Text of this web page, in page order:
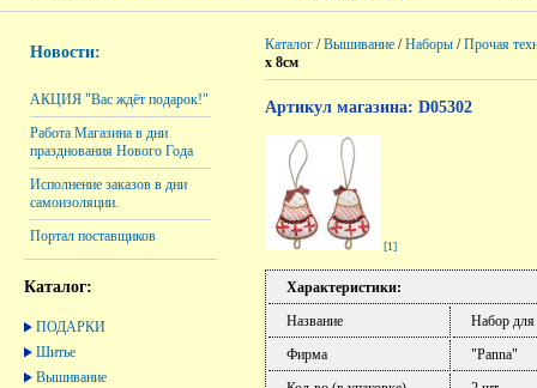
Новости:
АКЦИЯ "Вас ждёт подарок!"
Работа Магазина в дни
празднования Нового Года
Исполнение заказов в дни
самоизоляции.
Портал поставщиков
Каталог:
ПОДАРКИ
Шитье
Вышивание
Каталог /Вышивание /Наборы /Прочая
х 8см
Артикул магазина: D05302
[1]
Характеристики:
Название
Набор
Фирма
"Panna"